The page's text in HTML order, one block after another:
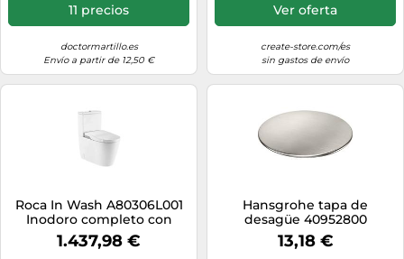
11 precios
doctormartillo.es
Envío a partir de 12,50 €
Ver oferta
create-store.com/es
sin gastos de envío
Roca In Wash A80306L001
Inodoro completo con
sistema de autolimpieza
Rimless Smart toilet estilo
1.437,98 €
Hansgrohe tapa de
desagüe 40952800
13,18 €